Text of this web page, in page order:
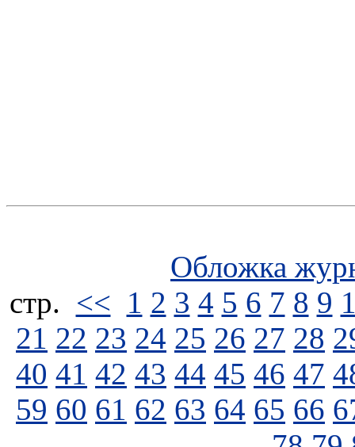
Обложка
стp. << 1 2 3 4 5 6 7 8 9
21 22 23 24 25 26 27 28
40 41 42 43 44 45 46 47
59 60 61 62 63 64 65 66